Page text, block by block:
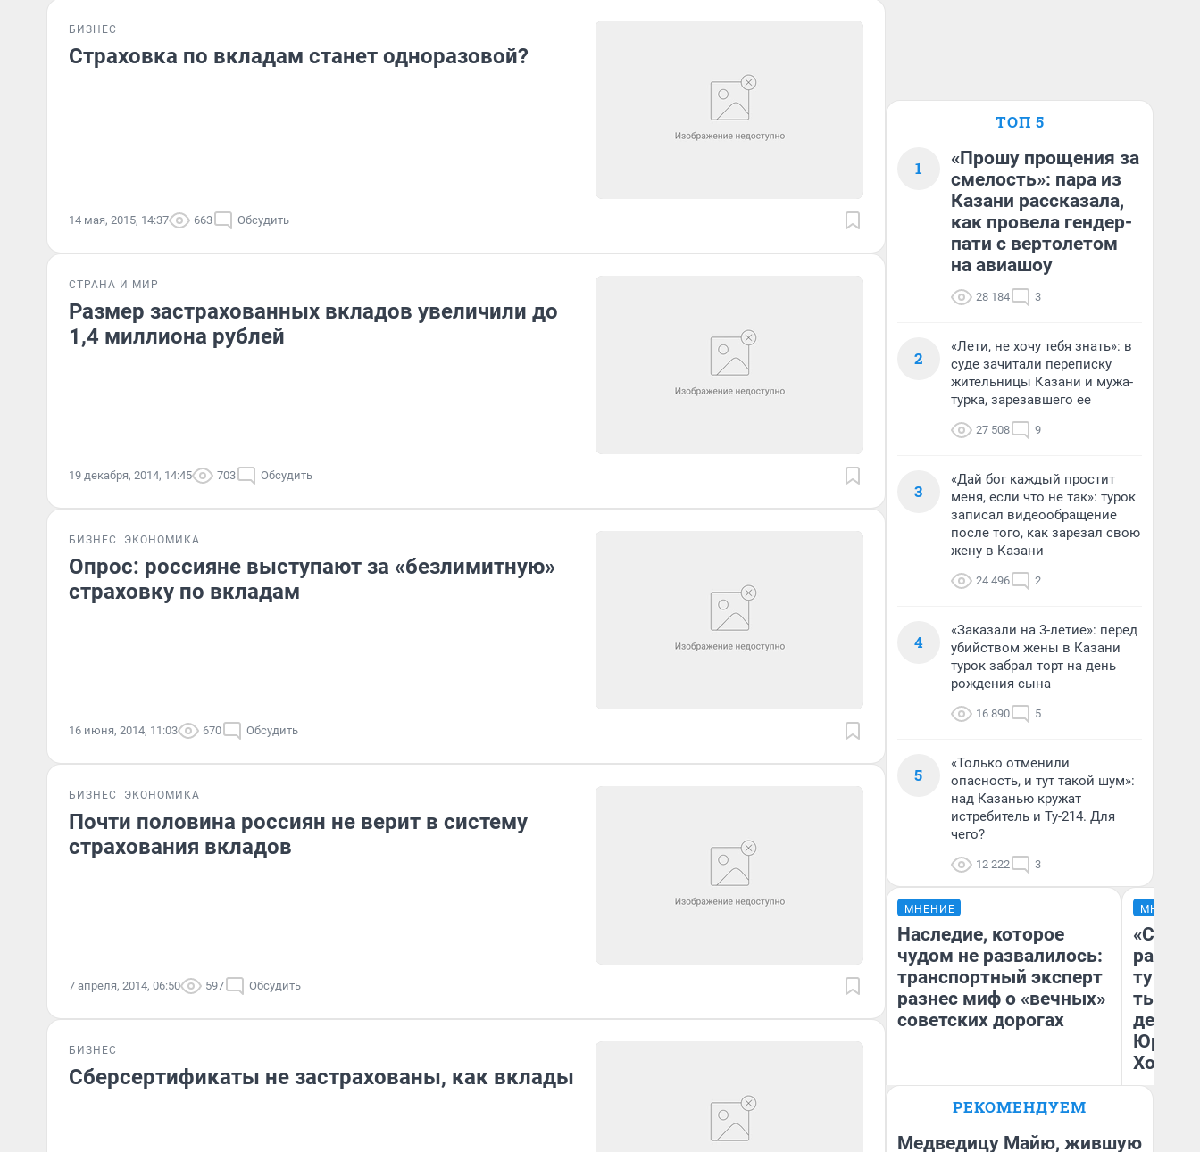
БИЗНЕС
Страховка по вкладам станет одноразовой?
14 мая, 2015, 14:37 663 Обсудить
СТРАНА И МИР
Размер застрахованных вкладов увеличили до
1,4 миллиона рублей
19 декабря, 2014, 14:45 703 Обсудить
БИЗНЕС ЭКОНОМИКА
Опрос: россияне выступают за «безлимитную»
страховку по вкладам
16 июня, 2014, 11:03 670 Обсудить
БИЗНЕС ЭКОНОМИКА
Почти половина россиян не верит в систему
страхования вкладов
7 апреля, 2014, 06:50 597 Обсудить
БИЗНЕС
Сберсертификаты не застрахованы, как вклады
ТОП 5
1
«Прошу прощения за
смелость»: пара из
Казани рассказала,
как провела гендер-
пати с вертолетом
на авиашоу
28 184 3
2
«Лети, не хочу тебя знать»: в
суде зачитали переписку
жительницы Казани и мужа-
турка, зарезавшего ее
27 508 9
3
«Дай бог каждый простит
меня, если что не так»: турок
записал видеообращение
после того, как зарезал свою
жену в Казани
24 496 2
4
«Заказали на 3-летие»: перед
убийством жены в Казани
турок забрал торт на день
рождения сына
16 890 5
5
«Только отменили
опасность, и тут такой шум»:
над Казанью кружат
истребитель и Ту-214. Для
чего?
12 222 3
МНЕНИЕ
Наследие, которое
чудом не развалилось:
транспортный эксперт
разнес миф о «вечных»
советских дорогах
Блогер, предприниматель,
бизнесе
МНЕНИЕ
тысяч,
день
РЕКОМЕНДУЕМ
Медведицу Майю, жившую